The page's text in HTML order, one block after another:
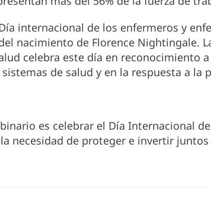
internacional de los enfermeros y
nacimiento de Florence Nightingale.
celebra este día en reconocimiento
de salud y en la respuesta a la
es celebrar el Día Internacional
necesidad de proteger e invertir